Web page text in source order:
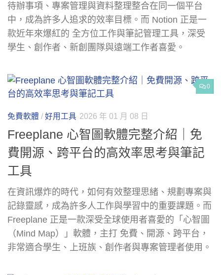
待辦事項、專案管理與資料整理整合在同一個平台
中，成為許多人追求的效率目標。而 Notion 正是一
款近年來爆紅的 全方位工作與筆記管理工具，深受
學生、創作者、新創團隊與遠端工作者喜愛。
0
免費軟體 / 好用工具 2026 年 01 月 08 日
Freeplane 心智圖軟體完整介紹｜免
費開源、跨平台的高效率思考與筆記
工具
在資訊爆炸的時代，如何有效整理思緒、規劃專案與
記錄靈感，成為許多人工作與學習中的重要課題。而
Freeplane 正是一款深受全球使用者喜愛的「心智圖
（Mind Map）」軟體，主打 免費、開源、跨平台，
非常適合學生、上班族、創作者與專案管理者使用。